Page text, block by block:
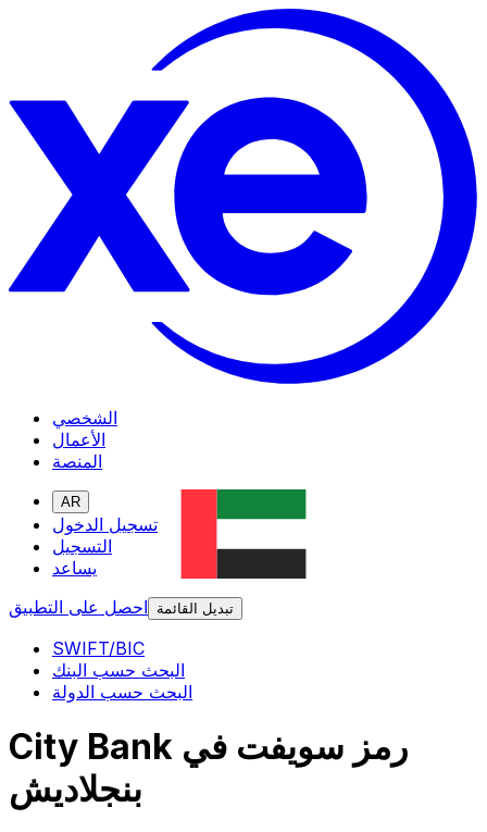
الشخصي
الأعمال
المنصة
AR
تسجيل الدخول
التسجيل
يساعد
احصل على التطبيق
تبديل القائمة
SWIFT/BIC
البحث حسب البنك
البحث حسب الدولة
City Bank رمز سويفت في
بنجلاديش